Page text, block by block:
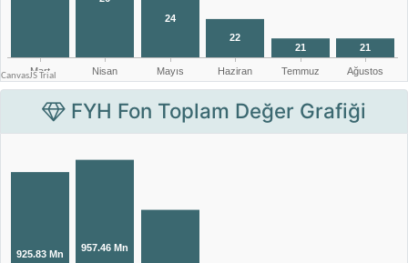
FYH Fon Toplam Değer Grafiği